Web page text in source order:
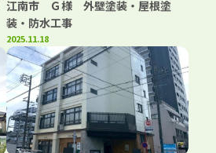
江南市 Ｇ様 外壁塗装・屋根塗
装・防水工事
2025.11.18